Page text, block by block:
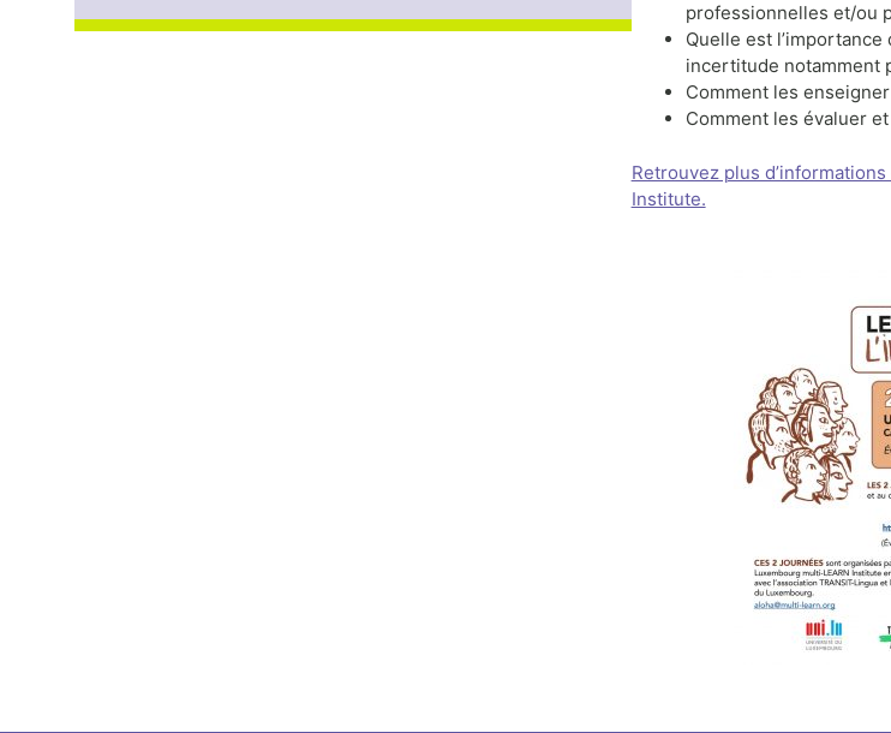
professionnelles et/ou
Quelle est
incertitude notamment
Comment les
Comment les évaluer
Retrouvez plus
Institute.